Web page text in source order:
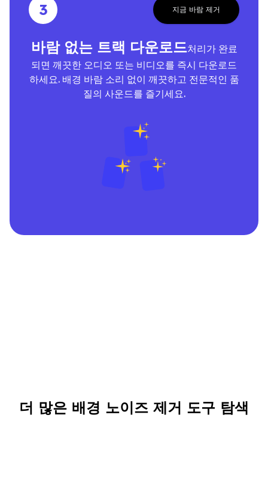
3 지금 바람 제거
바람 없는 트랙 다운로드처리가 완료
되면 깨끗한 오디오 또는 비디오를 즉시 다운로드
하세요. 배경 바람 소리 없이 깨끗하고 전문적인 품
질의 사운드를 즐기세요.
더 많은 배경 노이즈 제거 도구 탐색